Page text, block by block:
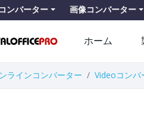
ンバーター 画像コンバーター
ホーム
ラインコンバーター Videoコンバ